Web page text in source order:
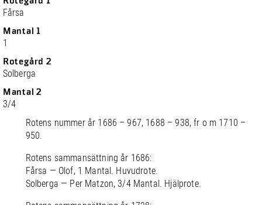
Fårsa
Mantal 1
1
Rotegård 2
Solberga
Mantal 2
3/4
Rotens nummer år 1686 – 967, 1688 – 938, fr o m 1710 –
950.
Rotens sammansättning år 1686:
Fårsa — Olof, 1 Mantal. Huvudrote.
Solberga — Per Matzon, 3/4 Mantal. Hjälprote.